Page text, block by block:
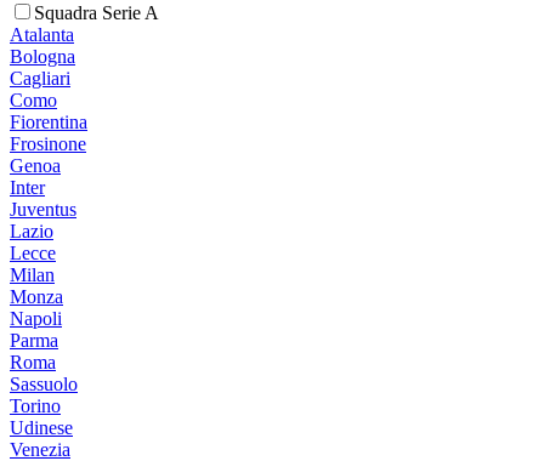
Squadra Serie A
Atalanta
Bologna
Cagliari
Como
Fiorentina
Frosinone
Genoa
Inter
Juventus
Lazio
Lecce
Milan
Monza
Napoli
Parma
Roma
Sassuolo
Torino
Udinese
Venezia